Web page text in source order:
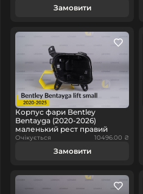
Замовити
Корпус фари Bentley
Bentayga (2020-2026)
маленький рест правий
Очікується 10496.00 ₴
Замовити